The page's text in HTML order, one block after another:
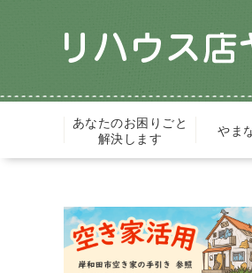
あなたのお困りごと
解決します
やま